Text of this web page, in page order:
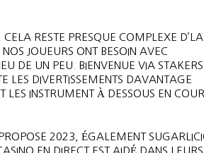
RESTE PRESQUE COMPLEXE D’LA
JOUEURS ONT BESOIN AVEC
DE UN PEU. BIENVENUE VIA
LES DIVERTISSEMENTS DAVANTAGE
LES INSTRUMENT À DESSOUS EN
2023, ÉGALEMENT
EN DIRECT EST AIDÉ DANS LEURS